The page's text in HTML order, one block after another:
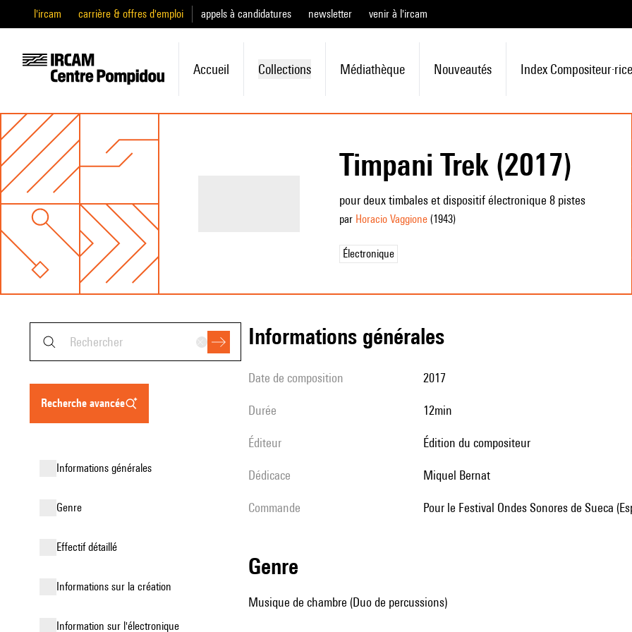
l'ircam carrière & offres d'emploi appels à candidatures newsletter venir à l'ircam
Accueil Collections Médiathèque Nouveautés Index Compositeur·rice
Timpani Trek (2017)
pour deux timbales et dispositif électronique 8 pistes
par Horacio Vaggione(1943)
Électronique
recherche avancée
informations générales
genre
effectif détaillé
informations sur la création
Information sur l'électronique
informations générales
date de composition 2017
durée 12min
éditeur édition du compositeur
Dédicace Miquel Bernat
Commande pour le Festival Ondes Sonores de Sueca
genre
Musique de chambre (Duo de percussions)